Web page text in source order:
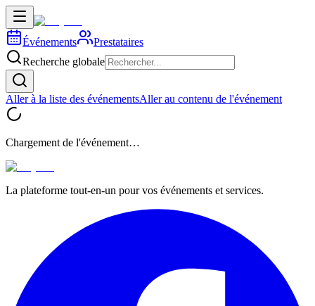
Événements
Prestataires
Recherche globale
Aller à la liste des événementsAller au contenu de l'événement
Chargement de l'événement…
La plateforme tout-en-un pour vos événements et services.